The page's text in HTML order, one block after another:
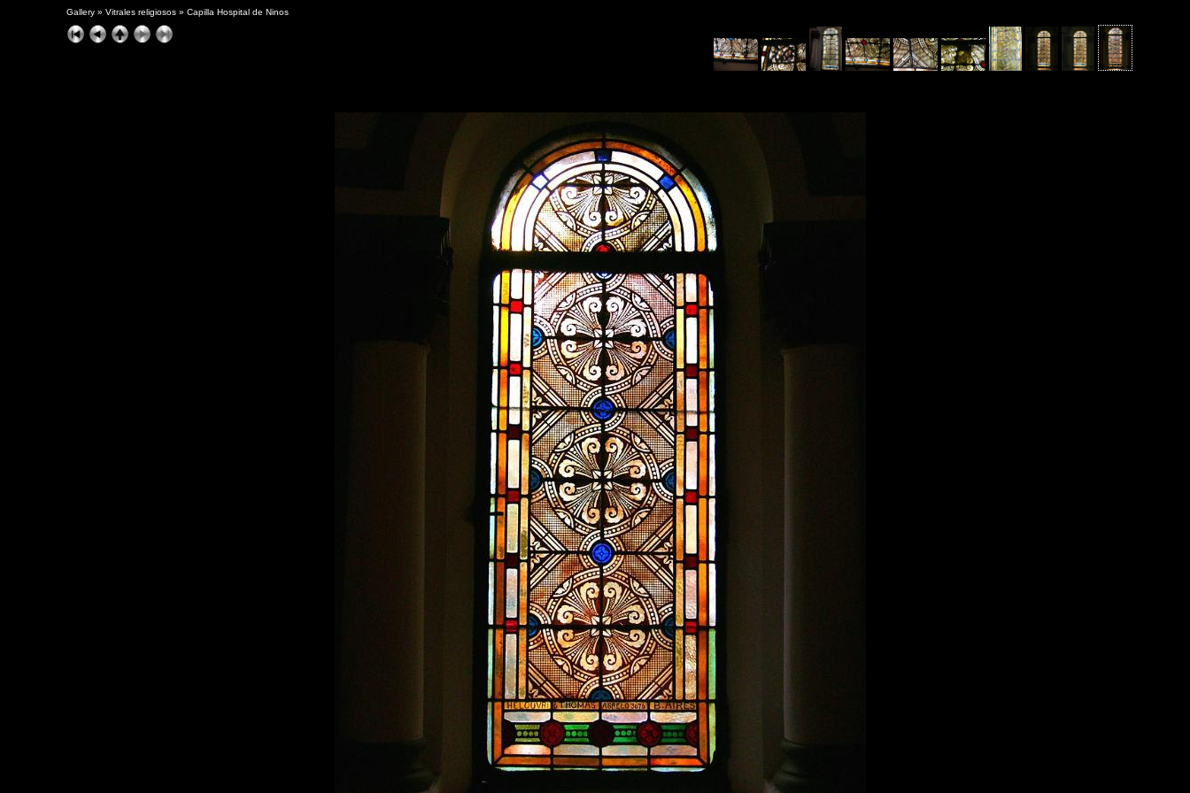
Gallery » Vitrales religiosos » Capilla Hospital de Ninos